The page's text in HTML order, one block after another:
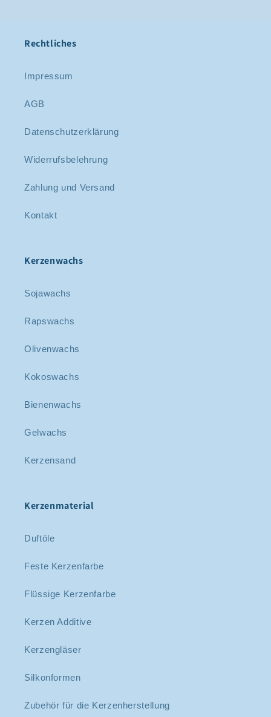
Rechtliches
Impressum
AGB
Datenschutzerklärung
Widerrufsbelehrung
Zahlung und Versand
Kontakt
Kerzenwachs
Sojawachs
Rapswachs
Olivenwachs
Kokoswachs
Bienenwachs
Gelwachs
Kerzensand
Kerzenmaterial
Duftöle
Feste Kerzenfarbe
Flüssige Kerzenfarbe
Kerzen Additive
Kerzengläser
Silkonformen
Zubehör für die Kerzenherstellung